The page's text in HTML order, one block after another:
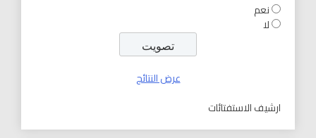
نعم
لا
عرض النتائج
ارشيف الاستفتائات